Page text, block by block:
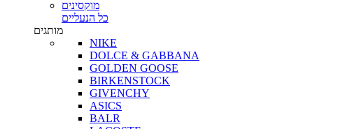
מוקסינים
כל הנעליים
מותגים
NIKE
DOLCE & GABBANA
GOLDEN GOOSE
BIRKENSTOCK
GIVENCHY
ASICS
BALR